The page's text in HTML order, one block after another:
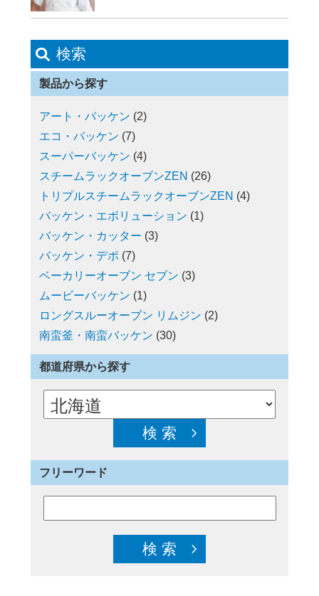
検索
製品から探す
アート・バッケン (2)
エコ・バッケン (7)
スーパーバッケン (4)
スチームラックオーブンZEN (26)
トリプルスチームラックオーブンZEN (4)
バッケン・エボリューション (1)
バッケン・カッター (3)
バッケン・デポ (7)
ベーカリーオーブン セブン (3)
ムービーバッケン (1)
ロングスルーオーブン リムジン (2)
南蛮釜・南蛮バッケン (30)
都道府県から探す
フリーワード